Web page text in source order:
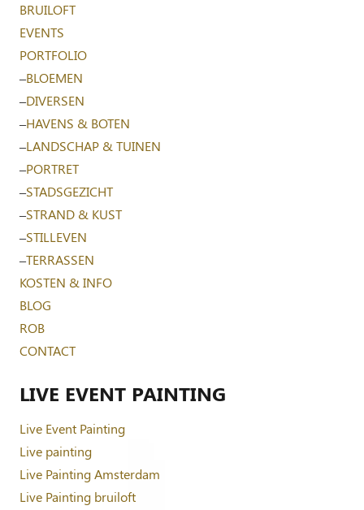
BRUILOFT
EVENTS
PORTFOLIO
–BLOEMEN
–DIVERSEN
–HAVENS & BOTEN
–LANDSCHAP & TUINEN
–PORTRET
–STADSGEZICHT
–STRAND & KUST
–STILLEVEN
–TERRASSEN
KOSTEN & INFO
BLOG
ROB
CONTACT
LIVE EVENT PAINTING
Live Event Painting
Live painting
Live Painting Amsterdam
Live Painting bruiloft